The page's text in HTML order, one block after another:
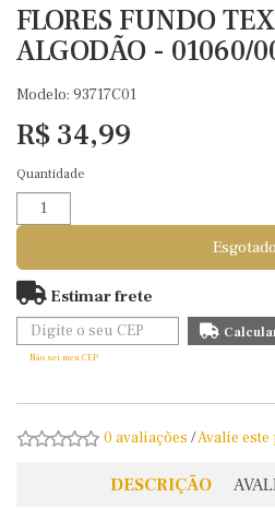
FLORES FUNDO
ALGODÃO - 01060/
Modelo: 93717C01
R$ 34,99
Quantidade
Esgotado
Estimar frete
Não sei meu CEP
0 avaliações /Avalie
DESCRIÇÃO